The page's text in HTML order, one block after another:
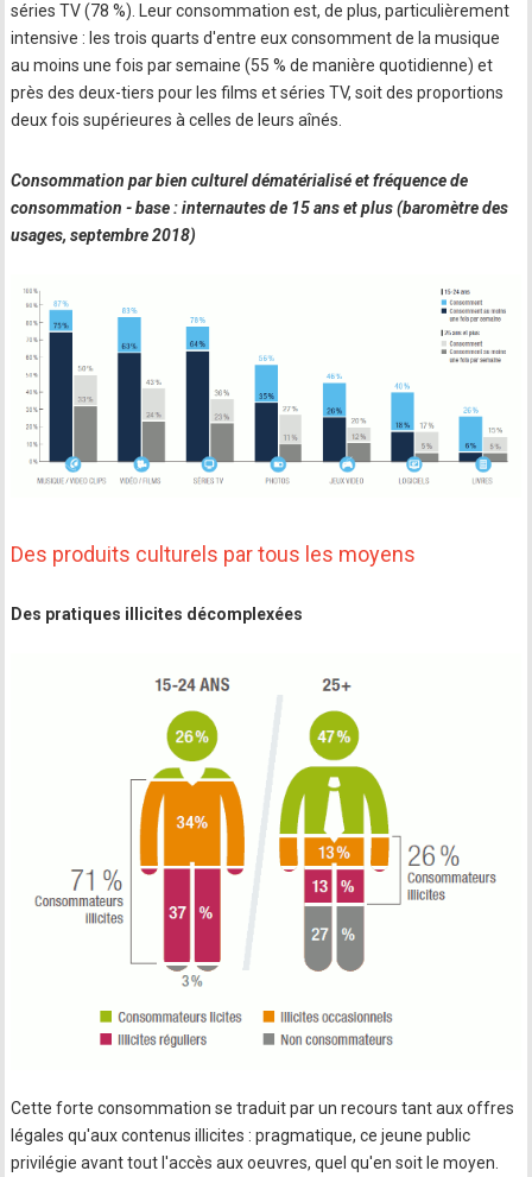
séries TV (78 %). Leur consommation est, de plus, particulièrement
intensive : les trois quarts d'entre eux consomment de la musique
au moins une fois par semaine (55 % de manière quotidienne) et
près des deux-tiers pour les films et séries TV, soit des proportions
deux fois supérieures à celles de leurs aînés.
Consommation par bien culturel dématérialisé et fréquence de
consommation - base : internautes de 15 ans et plus (baromètre des
usages, septembre 2018)
Des produits culturels par tous les moyens
Des pratiques illicites décomplexées
Cette forte consommation se traduit par un recours tant aux offres
légales qu'aux contenus illicites : pragmatique, ce jeune public
privilégie avant tout l'accès aux oeuvres, quel qu'en soit le moyen.